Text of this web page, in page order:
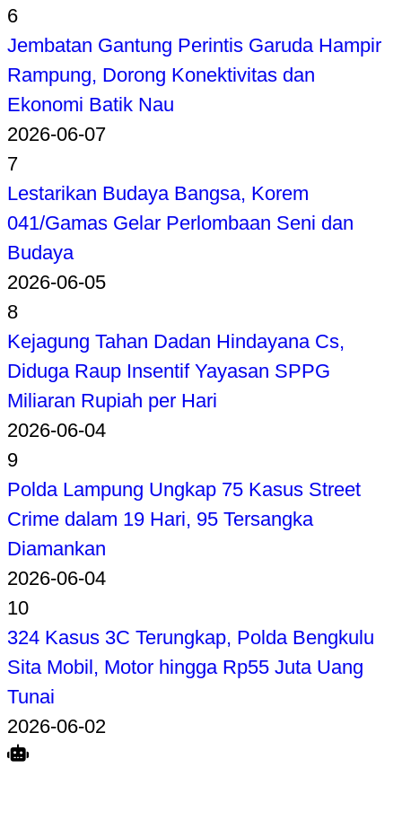
6
Jembatan Gantung Perintis Garuda Hampir
Rampung, Dorong Konektivitas dan
Ekonomi Batik Nau
2026-06-07
7
Lestarikan Budaya Bangsa, Korem
041/Gamas Gelar Perlombaan Seni dan
Budaya
2026-06-05
8
Kejagung Tahan Dadan Hindayana Cs,
Diduga Raup Insentif Yayasan SPPG
Miliaran Rupiah per Hari
2026-06-04
9
Polda Lampung Ungkap 75 Kasus Street
Crime dalam 19 Hari, 95 Tersangka
Diamankan
2026-06-04
10
324 Kasus 3C Terungkap, Polda Bengkulu
Sita Mobil, Motor hingga Rp55 Juta Uang
Tunai
2026-06-02